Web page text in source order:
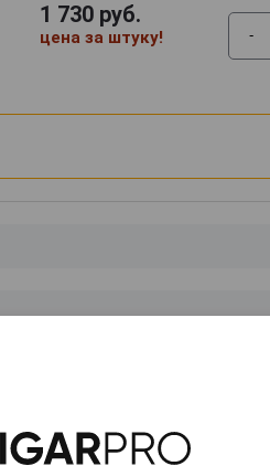
1 730руб.
цена за штуку! -